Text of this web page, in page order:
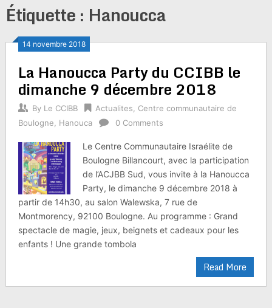
Étiquette : Hanoucca
14 novembre 2018
La Hanoucca Party du CCIBB le
dimanche 9 décembre 2018
By Le CCIBB Actualites
Centre communautaire de
Boulogne
Hanouca 0 Comments
Le Centre Communautaire Israélite de
Boulogne Billancourt, avec la participation
de l’ACJBB Sud, vous invite à la Hanoucca
Party, le dimanche 9 décembre 2018 à
partir de 14h30, au salon Walewska, 7 rue de
Montmorency, 92100 Boulogne. Au programme : Grand
spectacle de magie, jeux, beignets et cadeaux pour les
enfants ! Une grande tombola
Read More